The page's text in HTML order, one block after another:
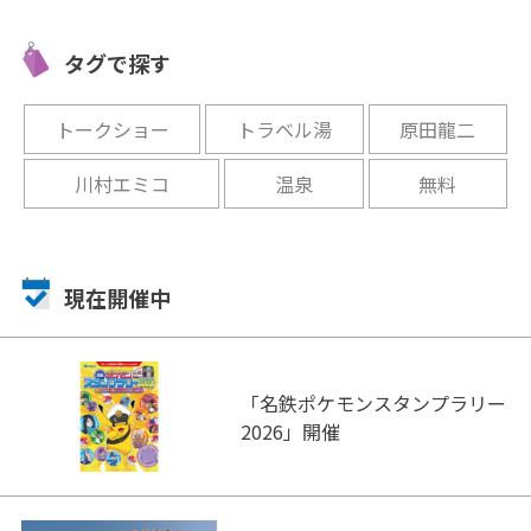
3月
開催中
タグで探す
トークショー トラベル湯
原田龍二
川村エミコ
温泉 無料
現在開催中
「名鉄ポケモンスタンプラリー
2026」開催